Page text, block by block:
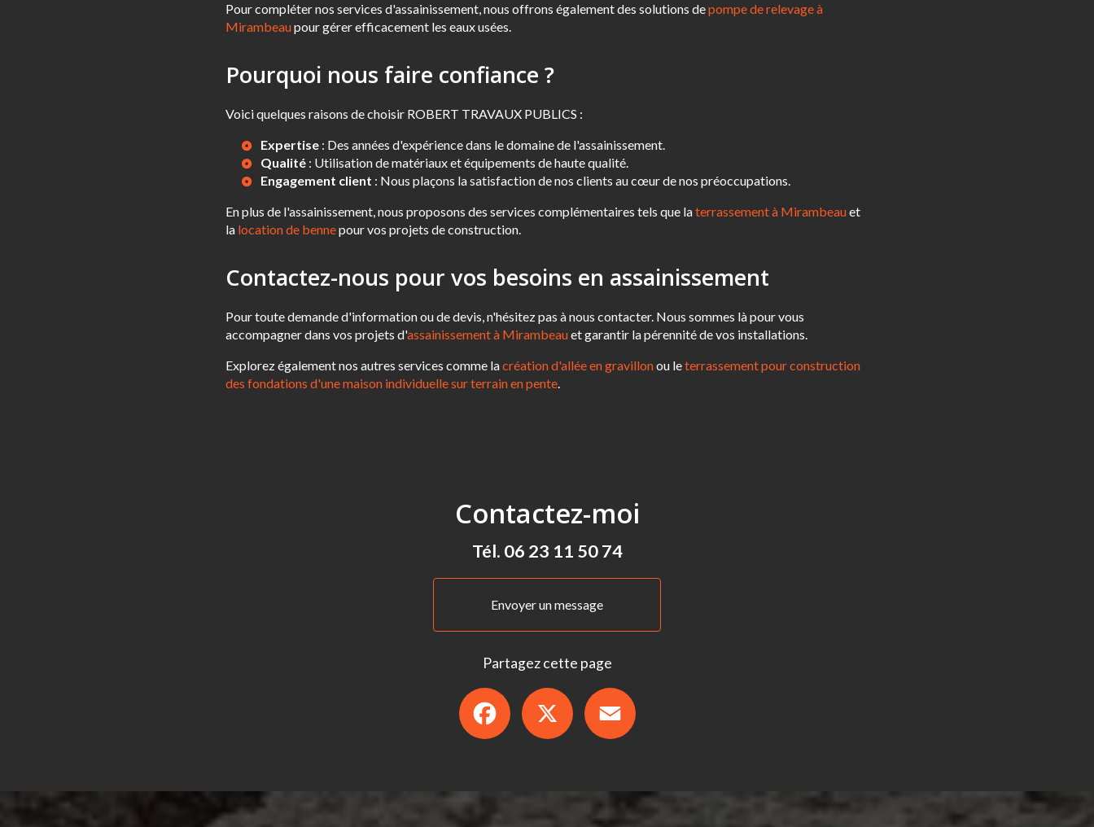
Pour compléter nos services d'assainissement, nous offrons également des solutions depompe de relevage à
Mirambeaupour gérer efficacement les eaux usées.
Pourquoi nous faire confiance ?
Voici quelques raisons de choisir ROBERT TRAVAUX PUBLICS :
Expertise : Des années d'expérience dans le domaine de l'assainissement.
Qualité : Utilisation de matériaux et équipements de haute qualité.
Engagement client : Nous plaçons la satisfaction de nos clients au cœur de nos préoccupations.
En plus de l'assainissement, nous proposons des services complémentaires tels que laterrassement à Mirambeauet
la location de bennepour vos projets de construction.
Contactez-nous pour vos besoins en assainissement
Pour toute demande d'information ou de devis, n'hésitez pas à nous contacter. Nous sommes là pour vous
accompagner dans vos projets d'assainissement à Mirambeauet garantir la pérennité de vos installations.
Explorez également nos autres services comme lacréation d'allée en gravillonou leterrassement pour construction
des fondations d'une maison individuelle sur terrain en pente.
Contactez-moi
Tél. 06 23 11 50 74
Envoyer un message
Partagez cette page
Facebook